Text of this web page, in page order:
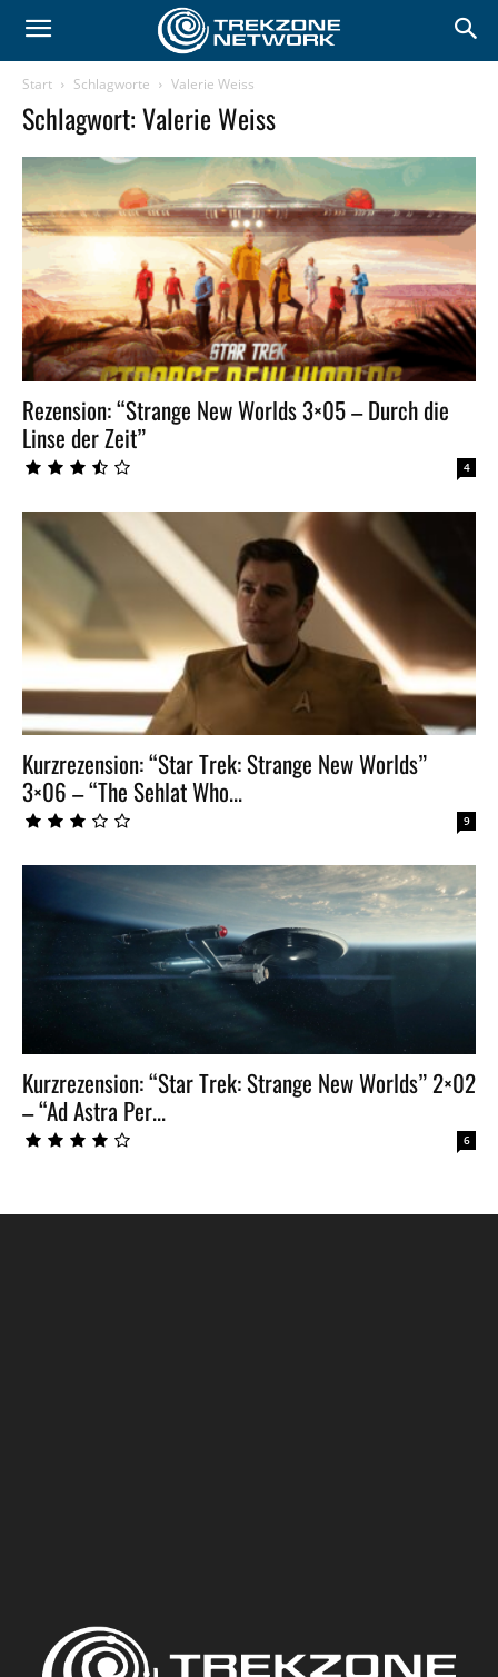
Start Schlagworte Valerie Weiss
Schlagwort: Valerie Weiss
Rezension: “Strange New Worlds 3×05 – Durch die
Linse der Zeit”
4
Kurzrezension: “Star Trek: Strange New Worlds”
3×06 – “The Sehlat Who...
9
Kurzrezension: “Star Trek: Strange New Worlds” 2×02
– “Ad Astra Per...
6